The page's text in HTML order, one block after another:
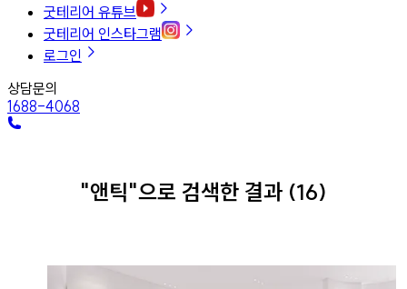
굿테리어 유튜브
굿테리어 인스타그램
로그인
상담문의
1688-4068
"앤틱"으로 검색한 결과 (16)